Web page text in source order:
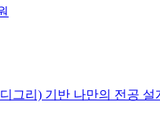
그리) 기반 나만의 전공 설